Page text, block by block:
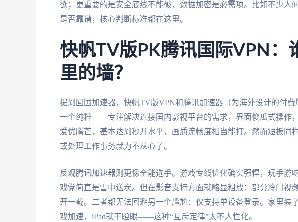
欲；更重要的是安全底线不能破，数据加密是必需项。比如不少人
是否靠谱，核心判断标准都在这里。
快帆TV版PK腾讯国际VPN：
里的墙？
提到回国加速器，快帆TV版VPN和腾讯加速器（为海外设计的付
一个纯粹——专注解决连接国内影视平台的需求，界面傻瓜式操作
爱优腾芒，基本达到秒开水平，画质流畅度相当能打。然而短板同
或处理工作事务就力不从心了。
反观腾讯加速器则更像全能选手。游戏专线优化确实强悍，玩手游
戏党简直是雪中送炭。但在影音支持方面就略显粗放：部分冷门视
开一截。二者都无法回避另一个尴尬：仅支持单设备登录。家里装
戏加速，iPad就干瞪眼——这种“互斥定律”太不人性化。